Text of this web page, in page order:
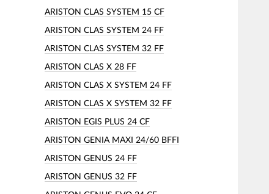
ARISTON CLAS SYSTEM 15 CF
ARISTON CLAS SYSTEM 24 FF
ARISTON CLAS SYSTEM 32 FF
ARISTON CLAS X 28 FF
ARISTON CLAS X SYSTEM 24 FF
ARISTON CLAS X SYSTEM 32 FF
ARISTON EGIS PLUS 24 CF
ARISTON GENIA MAXI 24/60 BFFI
ARISTON GENUS 24 FF
ARISTON GENUS 32 FF